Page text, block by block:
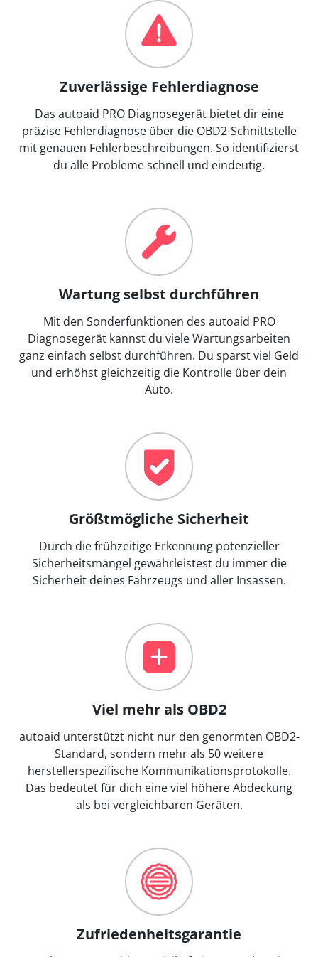
Zuverlässige Fehlerdiagnose
Das autoaid PRO Diagnosegerät bietet dir eine
präzise Fehlerdiagnose über die OBD2-Schnittstelle
mit genauen Fehlerbeschreibungen. So identifizierst
du alle Probleme schnell und eindeutig.
Wartung selbst durchführen
Mit den Sonderfunktionen des autoaid PRO
Diagnosegerät kannst du viele Wartungsarbeiten
ganz einfach selbst durchführen. Du sparst viel Geld
und erhöhst gleichzeitig die Kontrolle über dein
Auto.
Größtmögliche Sicherheit
Durch die frühzeitige Erkennung potenzieller
Sicherheitsmängel gewährleistest du immer die
Sicherheit deines Fahrzeugs und aller Insassen.
Viel mehr als OBD2
autoaid unterstützt nicht nur den genormten OBD2-
Standard, sondern mehr als 50 weitere
herstellerspezifische Kommunikationsprotokolle.
Das bedeutet für dich eine viel höhere Abdeckung
als bei vergleichbaren Geräten.
Zufriedenheitsgarantie